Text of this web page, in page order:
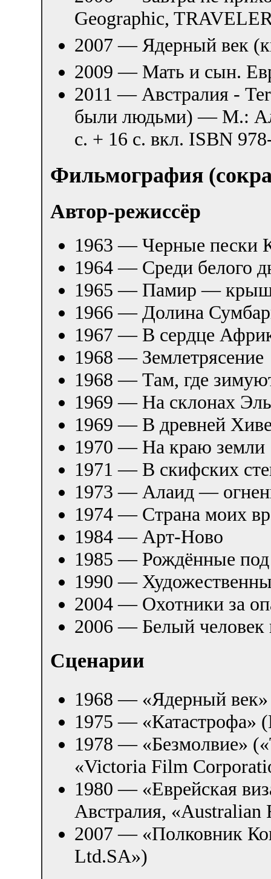
Geographic,
2007 — Ядерный век
2009 — Мать и сын.
2011 — Австралия -
были людьми) — М.:
с. + 16 с. вкл. ISBN
Фильмография
Автор-режиссёр
1963 — Черные пески
1964 — Среди белого
1965 — Памир —
1966 — Долина
1967 — В сердце
1968 — Землетрясение
1968 — Там, где
1969 — На склонах
1969 — В древней
1970 — На краю земли
1971 — В скифских
1973 — Алаид —
1974 — Страна моих
1984 — Арт-Ново
1985 — Рождённые под
1990 —
2004 — Охотники за
2006 — Белый человек
Сценарии
1968 — «Ядерный
1975 — «Катастрофа»
1978 — «Безмолвие»
«Victoria Film
1980 — «Еврейская
Австралия,
2007 — «Полковник
Ltd.SA»)